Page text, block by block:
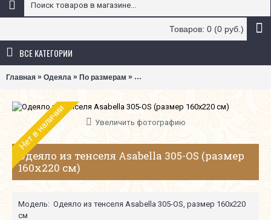
Товаров: 0 (0 руб.)
ВСЕ КАТЕГОРИИ
Главная » Одеяла » По размерам » 1,5-спальные (145х205, 155х215,
Нет в наличии Увеличить фотографию
Одеяло из тенселя Asabella 305-OS (размер
160х220 см)
Модель: Одеяло из тенселя Asabella 305-OS, размер 160х220
см